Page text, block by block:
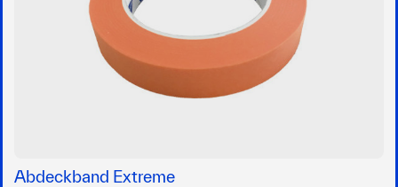
Abdeckband Extreme